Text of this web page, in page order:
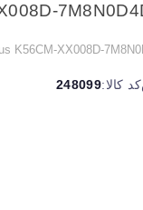
K56CM-XX008D-
کد کالا:248099